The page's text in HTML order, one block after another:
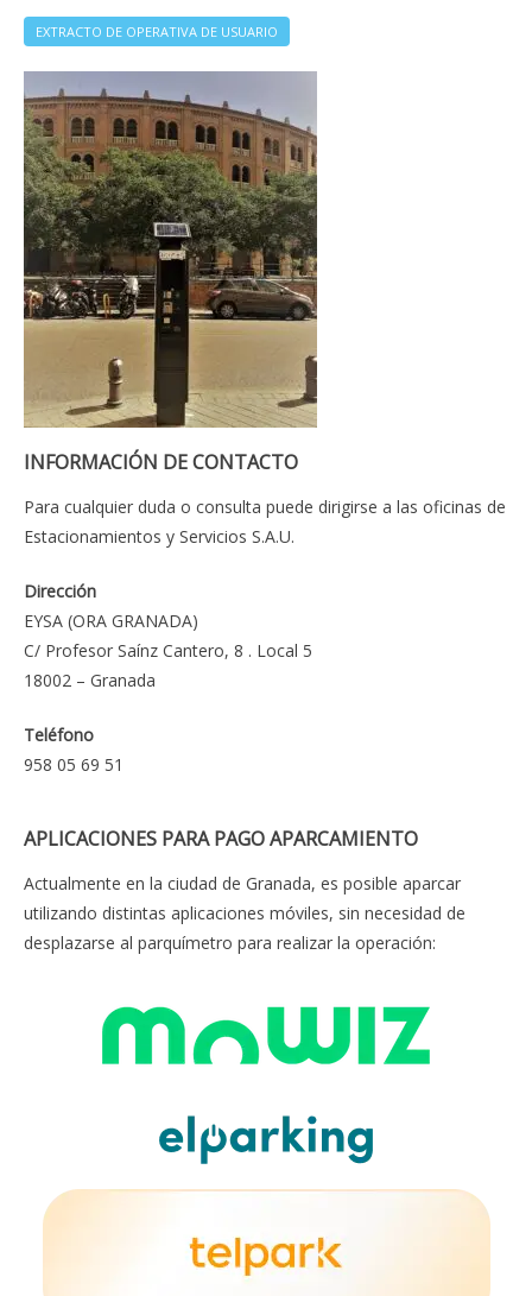
EXTRACTO DE OPERATIVA DE USUARIO
INFORMACIÓN DE CONTACTO
Para cualquier duda o consulta puede dirigirse a las oficinas de
Estacionamientos y Servicios S.A.U.
Dirección
EYSA (ORA GRANADA)
C/ Profesor Saínz Cantero, 8 . Local 5
18002 – Granada
Teléfono
958 05 69 51
APLICACIONES PARA PAGO APARCAMIENTO
Actualmente en la ciudad de Granada, es posible aparcar
utilizando distintas aplicaciones móviles, sin necesidad de
desplazarse al parquímetro para realizar la operación: